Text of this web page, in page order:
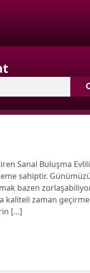
Sanal Buluşma
sahiptir.
bazen
zaman
[…]